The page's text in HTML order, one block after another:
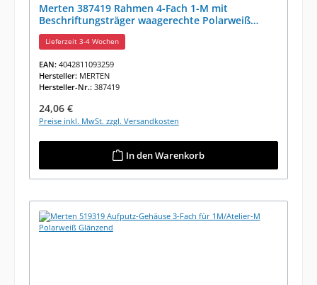
Merten 387419 Rahmen 4-Fach 1-M mit
Beschriftungsträger waagerechte Polarweiß
Glänzend
Lieferzeit 3-4 Wochen
EAN: 4042811093259
Hersteller: MERTEN
Hersteller-Nr.: 387419
Regulärer Preis:
24,06 €
Preise inkl. MwSt. zzgl. Versandkosten
In den Warenkorb